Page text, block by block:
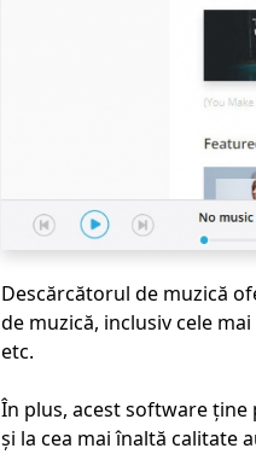
Descărcătorul de muzică
de muzică, inclusiv cele
etc.
În plus, acest software ține
și la cea mai înaltă calitate